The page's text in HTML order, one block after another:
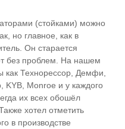
(стойками) можно
но главное, как в
Он старается
без проблем. На нашем
как Технорессор, Демфи,
KYB, Monroe и у каждого
их всех обошёл
хотел отметить
в производстве